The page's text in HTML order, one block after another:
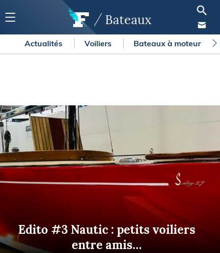
Bateaux
Actualités Voiliers Bateaux à moteur
Edito #3 Nautic : petits voiliers
entre amis…